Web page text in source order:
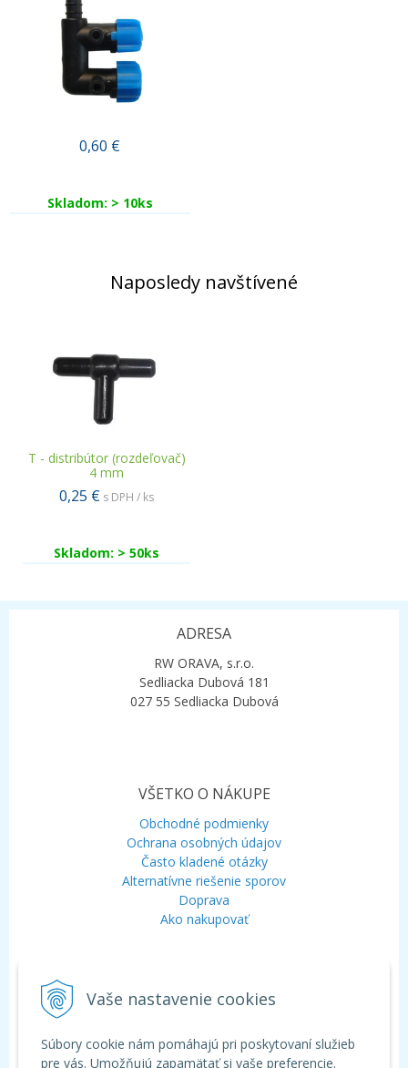
Vaše nastavenie cookies
Súbory cookie nám pomáhajú pri poskytovaní služieb
pre vás. Umožňujú zapamätať si vaše preferencie.
0,60 €
Skladom: > 10ks
Naposledy navštívené
T - distribútor (rozdeľovač)
4 mm
0,25 € s DPH / ks
Skladom: > 50ks
ADRESA
RW ORAVA, s.r.o.
Sedliacka Dubová 181
027 55 Sedliacka Dubová
VŠETKO O NÁKUPE
Obchodné podmienky
Ochrana osobných údajov
Často kladené otázky
Alternatívne riešenie sporov
Doprava
Ako nakupovať
Mobil:+421 948 120 323
Chat:WhatsApp
Chat:Viber